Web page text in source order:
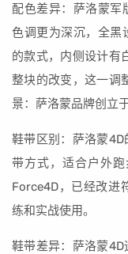
配色差异：萨洛蒙军
色调更为深沉，全黑
的款式，内侧设计有
整块的改变，这一调
景：萨洛蒙品牌创立
鞋带区别：萨洛蒙
带方式，适合户外
Force4D，已经改进
练和实战使用。
鞋带差异：萨洛蒙